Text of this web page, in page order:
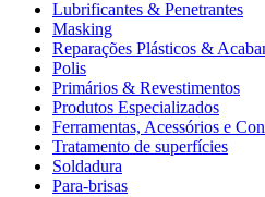
Lubrificantes & Penetrantes
Masking
Reparações Plásticos &
Polis
Primários & Revestimentos
Produtos Especializados
Ferramentas, Acessórios e
Tratamento de superfícies
Soldadura
Para-brisas